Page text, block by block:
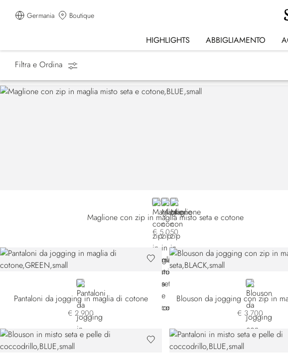
Germania Boutique
HIGHLIGHTS ABBIGLIAMENTO
Homepage Abbigliamento
Filtra e Ordina
BLUEBEIGE
RED
Maglione con zip in maglia misto seta e cotone
€ 5.050
GREEN
Pantaloni da jogging in maglia di cotone
€ 2.900
BLACK
Blouson da jogging con zip in
€ 3.700